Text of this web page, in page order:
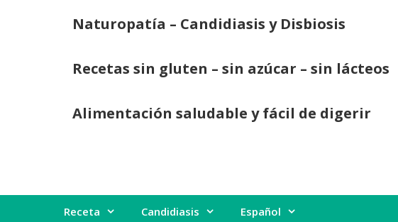
Naturopatía – Candidiasis y Disbiosis
Recetas sin gluten – sin azúcar – sin lácteos
Alimentación saludable y fácil de digerir
Receta Candidiasis Español